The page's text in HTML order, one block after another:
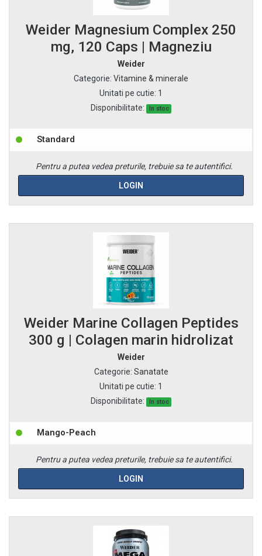
Weider Magnesium Complex 250
mg, 120 Caps | Magneziu
Weider
Categorie: Vitamine & minerale
Unitati pe cutie: 1
Disponibilitate:
In stoc
Standard
Pentru a putea vedea preturile, trebuie sa te autentifici.
LOGIN
Weider Marine Collagen Peptides
300 g | Colagen marin hidrolizat
Weider
Categorie: Sanatate
Unitati pe cutie: 1
Disponibilitate:
In stoc
Mango-Peach
Pentru a putea vedea preturile, trebuie sa te autentifici.
LOGIN